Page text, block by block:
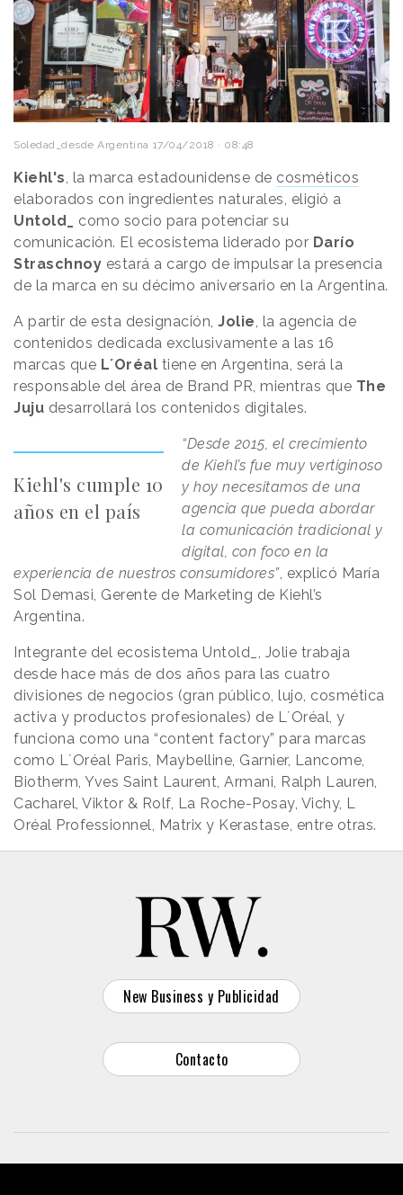
Soledad_desde Argentina 17/04/2018 · 08:48
Kiehl's, la marca estadounidense de cosméticos
elaborados con ingredientes naturales, eligió a
Untold_
como socio para potenciar su
comunicación. El ecosistema liderado por Darío
Straschnoy estará a cargo de impulsar la presencia
de la marca en su décimo aniversario en la Argentina.
A partir de esta designación, Jolie, la agencia de
contenidos dedicada exclusivamente a las 16
marcas que L´Oréal tiene en Argentina, será la
responsable del área de Brand PR, mientras que The
Juju desarrollará los contenidos digitales.
Kiehl's cumple 10
años en el país
“Desde 2015, el crecimiento
de Kiehl’s fue muy vertiginoso
y hoy necesitamos de una
agencia que pueda abordar
la comunicación tradicional y
digital, con foco en la
experiencia de nuestros consumidores”, explicó María
Sol Demasi, Gerente de Marketing de Kiehl’s
Argentina.
Integrante del ecosistema Untold_, Jolie trabaja
desde hace más de dos años para las cuatro
divisiones de negocios (gran público, lujo, cosmética
activa y productos profesionales) de L´Oréal, y
funciona como una “content factory” para marcas
como L´Oréal Paris, Maybelline, Garnier, Lancome,
Biotherm, Yves Saint Laurent, Armani, Ralph Lauren,
Cacharel, Viktor & Rolf, La Roche-Posay, Vichy, L
Oréal Professionnel, Matrix y Kerastase, entre otras.
New Business y Publicidad
Contacto
© 2026 Reason Why